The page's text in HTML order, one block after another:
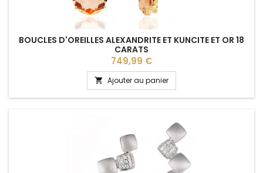
BOUCLES D'OREILLES ALEXANDRITE ET KUNCITE ET OR 18
CARATS
Prix
749,99 €
 Ajouter au panier